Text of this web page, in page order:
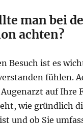
man bei
achten?
Besuch ist es
fühlen.
auf Ihre
wie gründlich
und ob Sie